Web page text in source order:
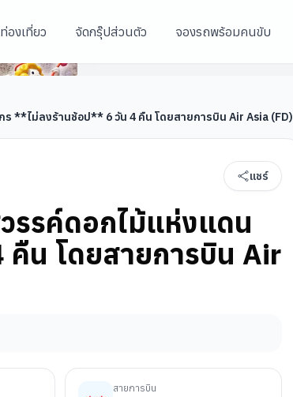
องเที่ยว จัดกรุ๊ปส่วนตัว จองรถพร้อมคนขับ
** 6 วัน 4
**ไม่ลงร้านช้อป** 6 วัน 4 คืน โดยสายการบิน Air Asia (FD)
แชร์
รรค์ดอกไม้แห่งแดน
น โดยสายการบิน Air
สายการบิน